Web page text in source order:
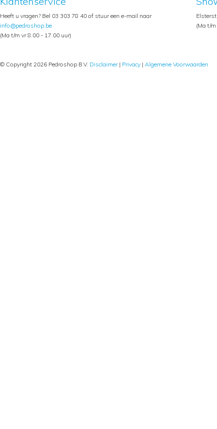
Heeft u vragen? Bel 03 303 78 40 of stuur een e-mail naar
info@pedroshop.be
(Ma t/m vr 8.00 - 17.00 uur)
(Ma t/
© Copyright 2026 Pedroshop B.V. Disclaimer| Privacy | Algemene Voorwaarden